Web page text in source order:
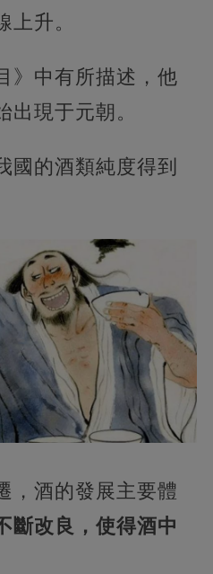
升。
》中有所描述，他
出現于元朝。
國的酒類純度得到
，酒的發展主要體
斷改良，使得酒中